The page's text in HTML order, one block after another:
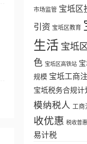
市场监管 宝坻区
引资 宝坻区教育
生活 宝坻
色 宝坻区高铁站
规模 宝坻工商
宝坻税务合规计
模纳税人 工商
收优惠 税收普
易计税